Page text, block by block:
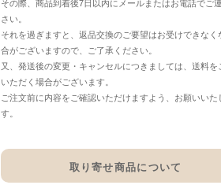
その際、商品到着後7日以内にメールまたはお電話でご
さい。
それを過ぎますと、返品交換のご要望はお受けできなく
合がございますので、ご了承ください。
又、発送後の変更・キャンセルにつきましては、送料を
いただく場合がございます。
ご注文前に内容をご確認いただけますよう、お願いいた
す。
取り寄せ商品について